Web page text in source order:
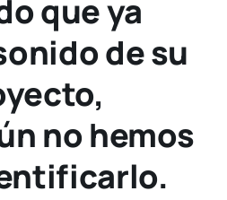
que ya
de su
no hemos